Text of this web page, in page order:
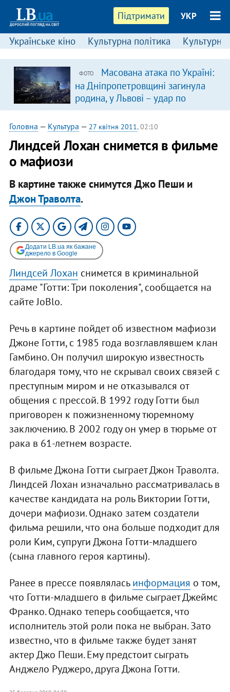
Підтримати УКР
Українське кіно Культурна політика Культурні
ФОТО
Масована атака по Україні:
на Дніпропетровщині загинула
родина, у Львові – удар по
багатоповерхівках
(доповнюється)
Головна — Культура — 27 квітня 2011, 02:10
Линдсей Лохан снимется в фильме
о мафиози
В картине также снимутся Джо Пеши и
Джон Траволта.
Додати LB.ua як бажане
джерело в Google
Линдсей Лохан снимется в криминальной
драме "Готти: Три поколения", сообщается на
сайте JoBlo.
Речь в картине пойдет об известном мафиози
Джоне Готти, с 1985 года возглавлявшем клан
Гамбино. Он получил широкую известность
благодаря тому, что не скрывал своих связей с
преступным миром и не отказывался от
общения с прессой. В 1992 году Готти был
приговорен к пожизненному тюремному
заключению. В 2002 году он умер в тюрьме от
рака в 61-летнем возрасте.
В фильме Джона Готти сыграет Джон Траволта.
Линдсей Лохан изначально рассматривалась в
качестве кандидата на роль Виктории Готти,
дочери мафиози. Однако затем создатели
фильма решили, что она больше подходит для
роли Ким, супруги Джона Готти-младшего
(сына главного героя картины).
Ранее в прессе появляласьинформация о том,
что Готти-младшего в фильме сыграет Джеймс
Франко. Однако теперь сообщается, что
исполнитель этой роли пока не выбран. Зато
известно, что в фильме также будет занят
актер Джо Пеши. Ему предстоит сыграть
Анджело Руджеро, друга Джона Готти.